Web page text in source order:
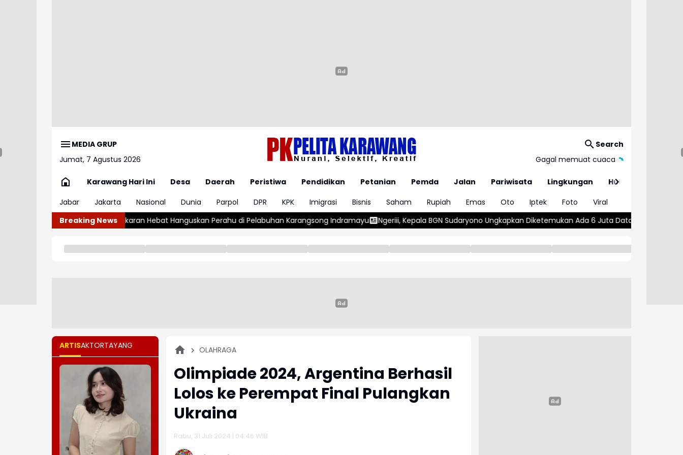
MEDIA GRUP
Jumat, 7 Agustus 2026
Search
Gagal memuat cuaca
Karawang Hari Ini Desa Daerah Peristiwa Pendidikan Petanian Pemda Jalan Pariwisata Lingkungan
Hukum
Jabar
Jakarta Nasional Dunia Parpol DPR KPK Imigrasi Bisnis Saham Rupiah Emas Oto Iptek Foto
Viral
Breaking News
Kebakaran Hebat Hanguskan Perahu di Pelabuhan Karangsong Indramayu Ngeriii, Kepala BGN Sudaryono Ungkapkan Diketemukan Ada 6 Juta Data Ganda Siswa Penerima MBG
ARTISAKTORTAYANG OLAHRAGA
Olimpiade 2024, Argentina Berhasil
Lolos ke Perempat Final Pulangkan
Ukraina
Rabu, 31 Juli 2024 | 04:46 WIB